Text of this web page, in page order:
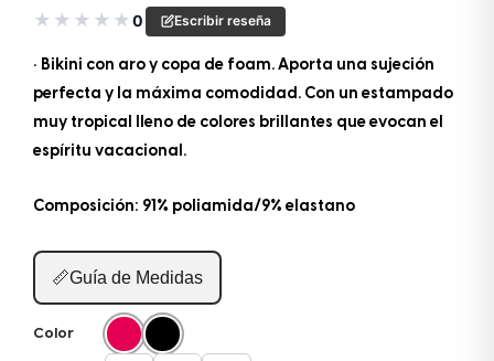
★ ★ ★ ★ ★0 Escribir reseña
• Bikini con aro y copa de foam. Aporta una sujeción
perfecta y la máxima comodidad. Con un estampado
muy tropical lleno de colores brillantes que evocan el
espíritu vacacional.
Composición: 91% poliamida/9% elastano
📏Guía de Medidas
Color